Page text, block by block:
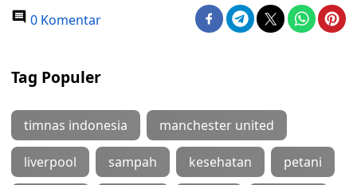
0 Komentar
Tag Populer
timnas indonesia manchester united
liverpool sampah kesehatan petani